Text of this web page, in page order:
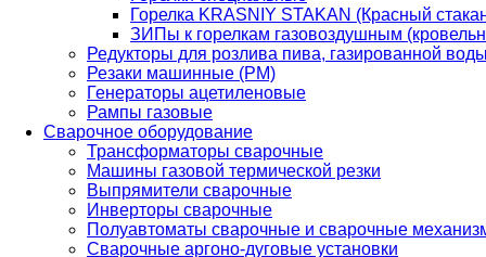
Горелка KRASNIY STAKAN (Красный
ЗИПы к горелкам газовоздушным
Редукторы для розлива пива, газированной
Резаки машинные (РМ)
Генераторы ацетиленовые
Рампы газовые
Сварочное оборудование
Трансформаторы сварочные
Машины газовой термической резки
Выпрямители сварочные
Инверторы сварочные
Полуавтоматы сварочные и сварочные
Сварочные аргоно-дуговые установки